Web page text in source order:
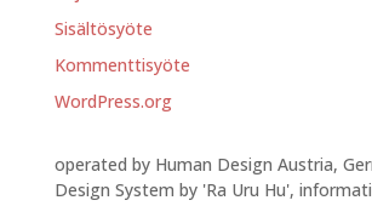
Sisältösyöte
Kommenttisyöte
WordPress.org
operated by Human Design Austria,
Design System by 'Ra Uru Hu',